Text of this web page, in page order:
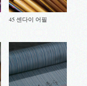
45 센다이 어필